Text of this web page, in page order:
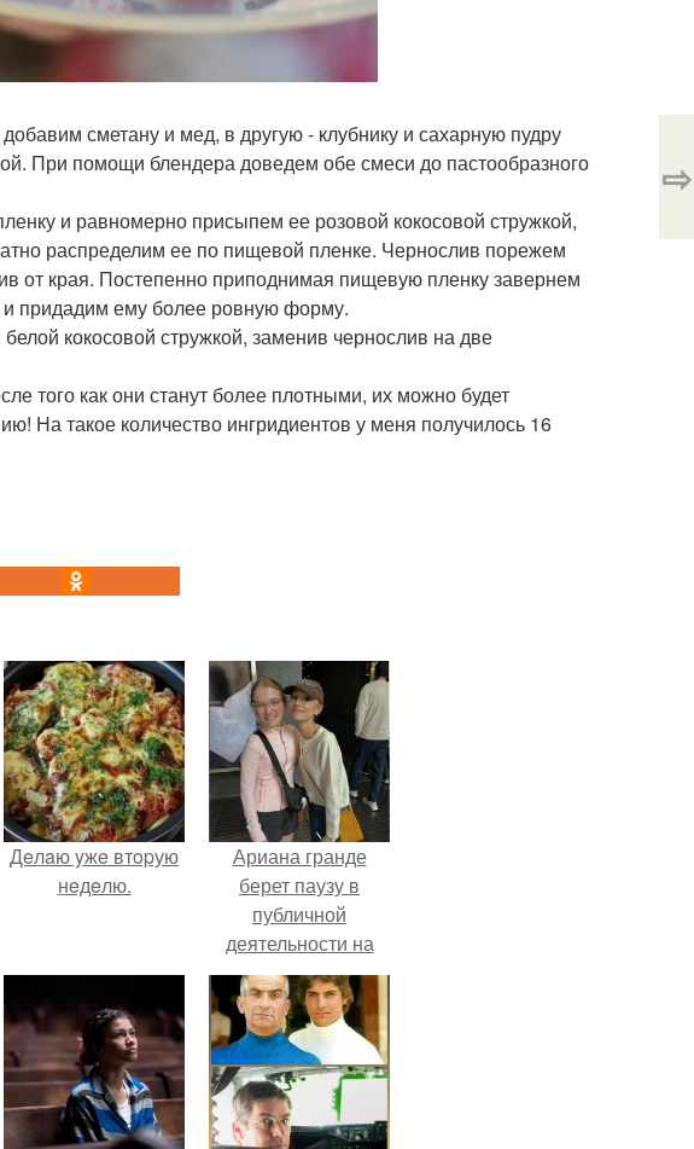
сметану и мед, в другую - клубнику и сахарную пудру
При помощи блендера доведем обе смеси до пастообразного
и равномерно присыпем ее розовой кокосовой стружкой,
распределим ее по пищевой пленке. Чернослив порежем
от края. Постепенно приподнимая пищевую пленку завернем
придадим ему более ровную форму.
кокосовой стружкой, заменив чернослив на две
того как они станут более плотными, их можно будет
На такое количество ингридиентов у меня получилось 16
⇨
Дeлaю yжe втopую
нeдeлю.
Ариана гранде
берет паузу в
публичной
деятельности на
фоне слухов о
своем здоровье.